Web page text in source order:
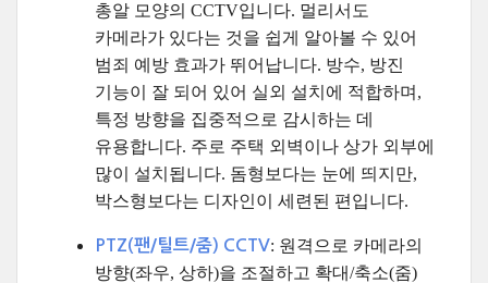
총알 모양의 CCTV입니다. 멀리서도
카메라가 있다는 것을 쉽게 알아볼 수 있어
범죄 예방 효과가 뛰어납니다. 방수, 방진
기능이 잘 되어 있어 실외 설치에 적합하며,
특정 방향을 집중적으로 감시하는 데
유용합니다. 주로 주택 외벽이나 상가 외부에
많이 설치됩니다. 돔형보다는 눈에 띄지만,
박스형보다는 디자인이 세련된 편입니다.
PTZ(팬/틸트/줌) CCTV: 원격으로 카메라의
방향(좌우, 상하)을 조절하고 확대/축소(줌)